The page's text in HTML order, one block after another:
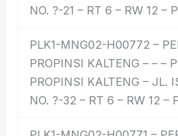
NO. ?-21 – RT 6 – RW 12 –
PLK1-MNG02-H00772 –
PROPINSI KALTENG – – –
PROPINSI KALTENG – JL.
NO. ?-32 – RT 6 – RW 12 –